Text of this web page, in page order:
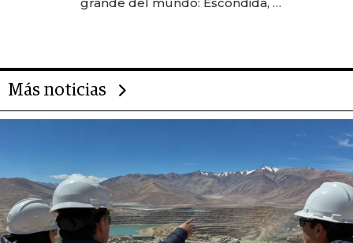
Más noticias